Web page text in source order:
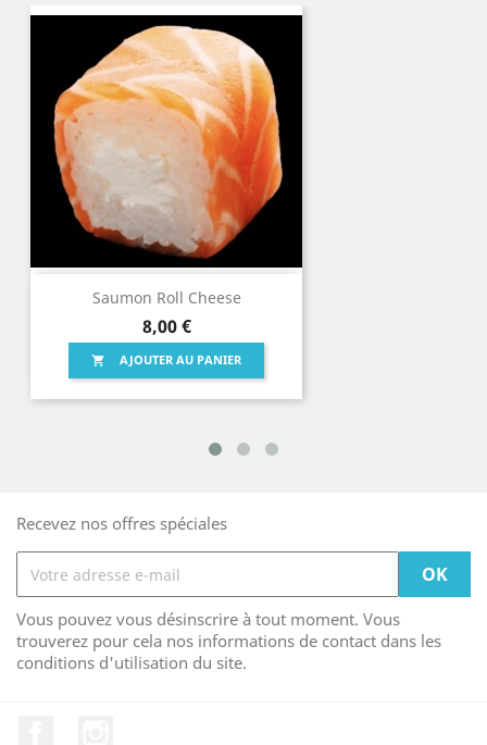
Saumon Roll Cheese
Prix
8,00 €
 AJOUTER AU PANIER
Recevez nos offres spéciales
Vous pouvez vous désinscrire à tout moment. Vous
trouverez pour cela nos informations de contact dans les
conditions d'utilisation du site.